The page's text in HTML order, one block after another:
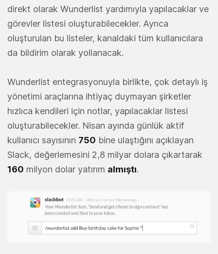
direkt olarak Wunderlist yardımıyla yapılacaklar ve
görevler listesi oluşturabilecekler. Ayrıca
oluşturulan bu listeler, kanaldaki tüm kullanıcılara
da bildirim olarak yollanacak.
Wunderlist entegrasyonuyla birlikte, çok detaylı iş
yönetimi araçlarına ihtiyaç duymayan şirketler
hızlıca kendileri için notlar, yapılacaklar listesi
oluşturabilecekler. Nisan ayında günlük aktif
kullanıcı sayısının 750 bine ulaştığını açıklayan
Slack, değerlemesini 2,8 milyar dolara çıkartarak
160 milyon dolar yatırım almıştı.